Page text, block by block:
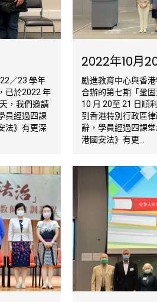
／23 學年
已於2022 年
，我們邀請
員經過四課
法》有更深
2022年10月
勵進教育中心與香
合辦的第七期「鞏
10 月 20至 21 日順
到香港特別行政區
辭，學員經過四課
港國安法》有更...